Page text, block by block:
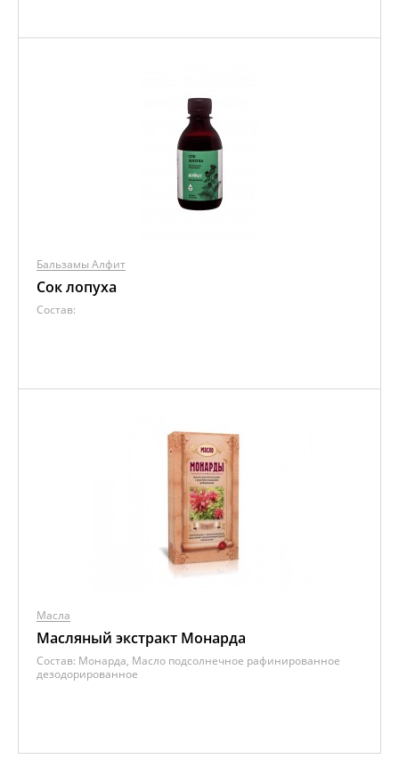
Бальзамы Алфит
Сок лопуха
Состав:
Масла
Масляный экстракт Монарда
Состав: Монарда, Масло подсолнечное рафинированное
дезодорированное